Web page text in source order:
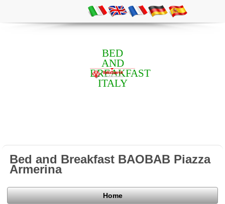
BED
AND
BREAKFAST
ITALY
Bed and Breakfast BAOBAB Piazza
Armerina
Home